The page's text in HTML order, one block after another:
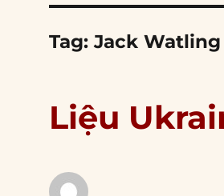
Tag:Jack Watling
Liệu